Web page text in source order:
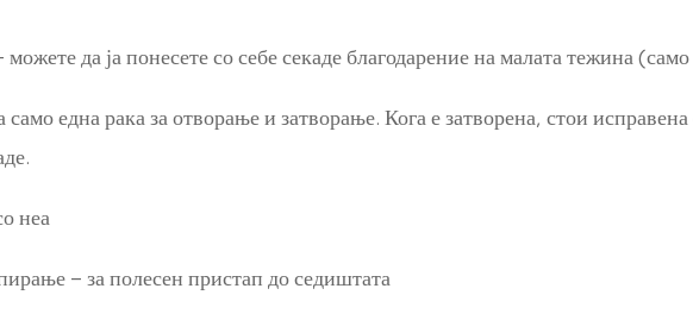
да ја понесете со себе секаде благодарение на малата тежина
една рака за отворање и затворање. Кога е затворена, стои исправена
неа
– за полесен пристап до седиштата